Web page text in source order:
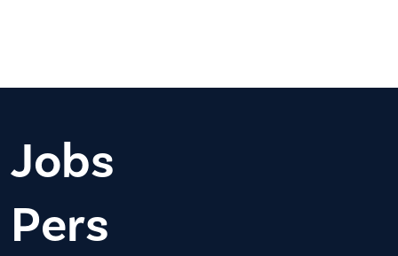
Jobs
Pers